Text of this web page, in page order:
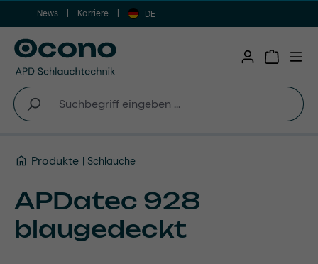
Zum Hauptinhalt springen
News Karriere DE
Produkte Schläuche
APDatec 928
blaugedeckt